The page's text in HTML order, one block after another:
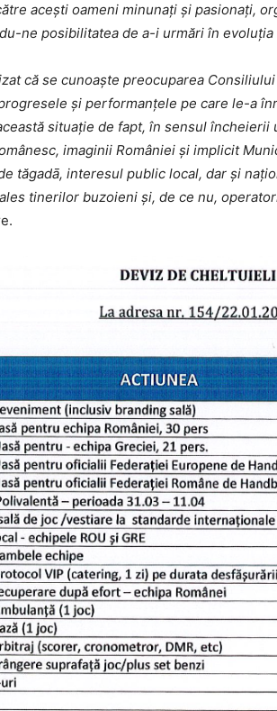
acești oameni minunaţi şi pasionaţi,
ne posibilitatea de a-i urmări în evoluţia
că se cunoaşte preocuparea
şi performanţele pe care le-a
situaţie de fapt, în sensul
imaginii României şi implicit
tăgadā, interesul public local, dar şi
tinerilor buzoieni şi, de ce nu,